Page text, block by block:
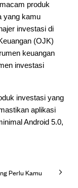
produk
yang kamu
investasi di
(OJK)
keuangan
investasi
investasi yang
aplikasi
Android 5.0,
Perlu Kamu